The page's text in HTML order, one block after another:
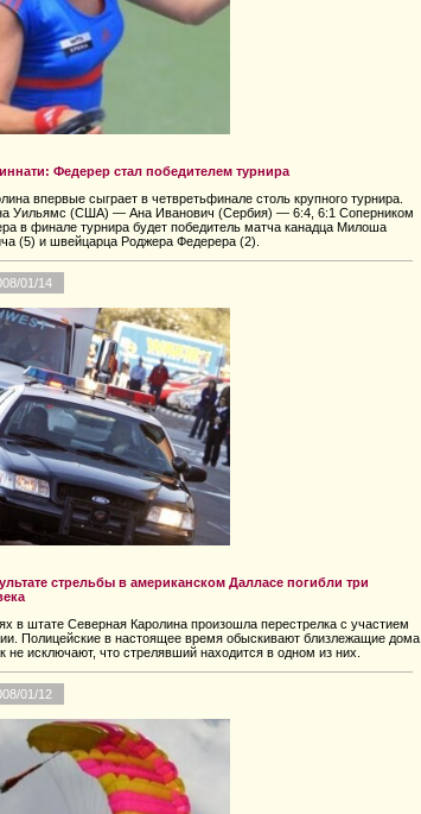
Федерер стал победителем турнира
впервые сыграет в четвретьфинале столь крупного турнира.
Уильямс (США) — Ана Иванович (Сербия) — 6:4, 6:1 Соперником
в финале турнира будет победитель матча канадца Милоша
(5) и швейцарца Роджера Федерера (2).
01/14
стрельбы в американском Далласе погибли три
в штате Северная Каролина произошла перестрелка с участием
Полицейские в настоящее время обыскивают близлежащие дома,
не исключают, что стрелявший находится в одном из них.
01/12